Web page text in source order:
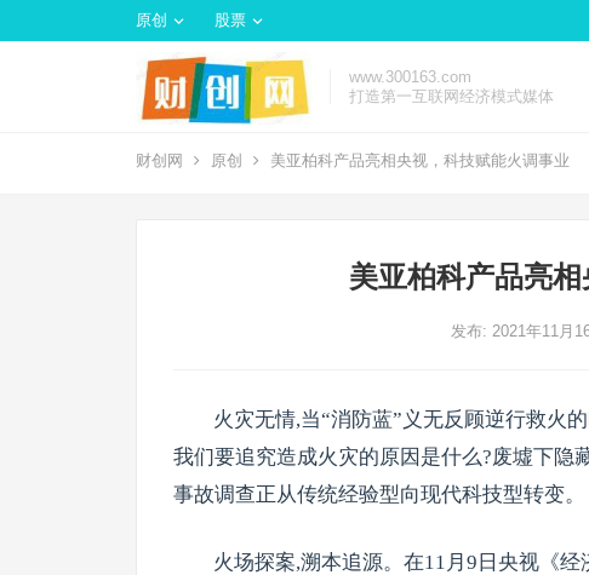
原创 股票
www.300163.com
打造第一互联网经济模式媒体
财创网 原创 美亚柏科产品亮相央视，科技赋能火调事业
美亚柏科产品亮
发布: 2021年11月
火灾无情,当“消防蓝”义无反顾逆行救火
我们要追究造成火灾的原因是什么?废墟下隐
事故调查正从传统经验型向现代科技型转变。
火场探案,溯本追源。在11月9日央视《